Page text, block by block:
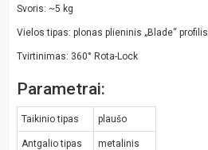
Svoris: ~5 kg
Vielos tipas: plonas plieninis „Blade“ profilis
Tvirtinimas: 360° Rota-Lock
Parametrai:
Taikinio tipas plaušo
Antgalio tipas metalinis